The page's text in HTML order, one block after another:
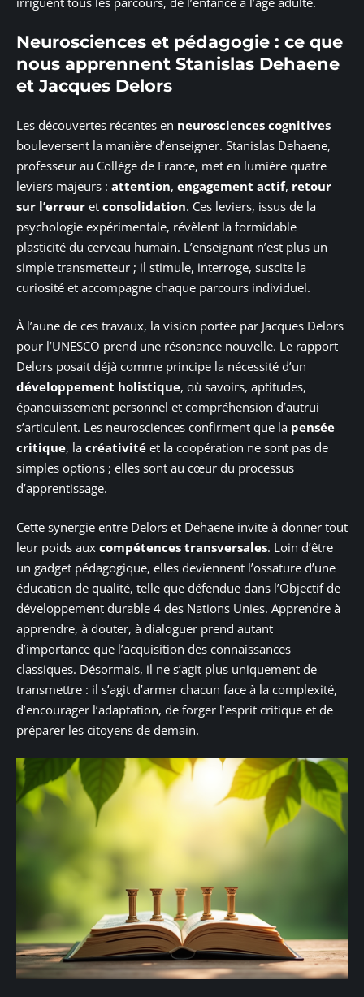
Neurosciences et pédagogie : ce que
nous apprennent Stanislas Dehaene
et Jacques Delors
Les découvertes récentes en neurosciences cognitives
bouleversent la manière d’enseigner. Stanislas Dehaene,
professeur au Collège de France, met en lumière quatre
leviers majeurs : attention, engagement actif, retour
sur l’erreur et consolidation. Ces leviers, issus de la
psychologie expérimentale, révèlent la formidable
plasticité du cerveau humain. L’enseignant n’est plus un
simple transmetteur ; il stimule, interroge, suscite la
curiosité et accompagne chaque parcours individuel.
À l’aune de ces travaux, la vision portée par Jacques Delors
pour l’UNESCO prend une résonance nouvelle. Le rapport
Delors posait déjà comme principe la nécessité d’un
développement holistique, où savoirs, aptitudes,
épanouissement personnel et compréhension d’autrui
s’articulent. Les neurosciences confirment que la pensée
critique, la créativité et la coopération ne sont pas de
simples options ; elles sont au cœur du processus
d’apprentissage.
Cette synergie entre Delors et Dehaene invite à donner tout
leur poids aux compétences transversales. Loin d’être
un gadget pédagogique, elles deviennent l’ossature d’une
éducation de qualité, telle que défendue dans l’Objectif de
développement durable 4 des Nations Unies. Apprendre à
apprendre, à douter, à dialoguer prend autant
d’importance que l’acquisition des connaissances
classiques. Désormais, il ne s’agit plus uniquement de
transmettre : il s’agit d’armer chacun face à la complexité,
d’encourager l’adaptation, de forger l’esprit critique et de
préparer les citoyens de demain.